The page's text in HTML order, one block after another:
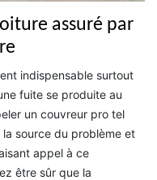
assuré par
indispensable surtout
fuite se produite au
un couvreur pro tel
la source du problème et
appel à ce
être sûr que la